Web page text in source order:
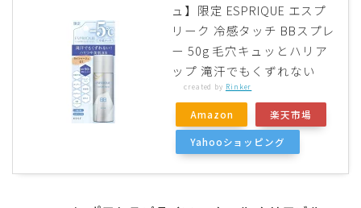
ュ】限定 ESPRIQUE エスプ
リーク 冷感タッチ BBスプレ
ー 50g 毛穴キュッとハリア
ップ 滝汗でもくずれない
created by Rinker
Amazon 楽天市場
Yahooショッピング